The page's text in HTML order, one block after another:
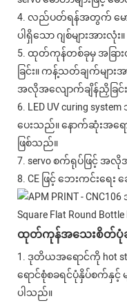
4. လည်ပတ်ရန်အတွက် မောင်
ပါရှိသော ဂျစ်များအားလုံး။
5. ထုတ်ကုန်တစ်ခုမှ အခြာ
ခြင်း။ ကန့်သတ်ချက်မျာ
အလိုအလျောက်ချိန်ညှိခြင်
6. LED UV curing
ပေးသည်။ နောက်ဆုံးအရောင်
ဖြစ်သည်။
7. servo စက်ရုပ်ဖြင့် အ
8. CE ဖြင့် ဘေးကင်းရေး
ထုတ်ကုန်အသေးစိတ်
1. ဒုတိယအရောင်ကို hot
ရောင်စုံစခရင်ပုံနှိပ်စက်နှ
ပါသည်။